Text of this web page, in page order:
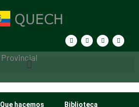
Que hacemos Biblioteca